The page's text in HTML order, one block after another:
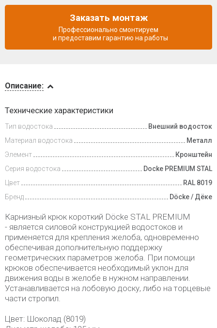
и оплата
Описание:
Технические характеристики
Тип водостока
Внешний водосток
Материал водостока
Металл
Элемент
Кронштейн
Серия водостока
Docke PREMIUM STAL
Цвет
RAL 8019
Бренд
Döcke / Дёке
Карнизный крюк короткий Döcke STAL PREMIUM
- является силовой конструкцией водостоков и
применяется для крепления желоба, одновременно
обеспечивая дополнительную поддержку
геометрических параметров желоба. При помощи
крюков обеспечивается необходимый уклон для
движения воды в желобе в нужном направлении.
Устанавливается на лобовую доску, либо на торцевые
части стропил.
Цвет: Шоколад (8019)
Заказать монтаж
Профессионально смонтируем
и предоставим гарантию на работы